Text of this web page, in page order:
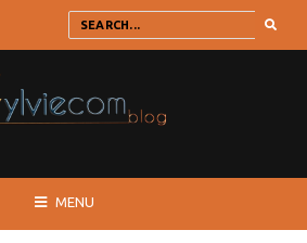
MENU